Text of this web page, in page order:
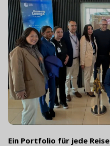
Ein Portfolio für jede Reise